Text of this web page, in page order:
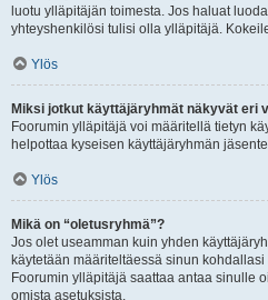
luotu ylläpitäjän toimesta. Jos haluat
yhteyshenkilösi tulisi olla ylläpitäjä.
Ylös
Miksi jotkut käyttäjäryhmät näkyvät eri
Foorumin ylläpitäjä voi määritellä tietyn
helpottaa kyseisen käyttäjäryhmän
Ylös
Mikä on “oletusryhmä”?
Jos olet useamman kuin yhden
käytetään määriteltäessä sinun
Foorumin ylläpitäjä saattaa antaa sinulle
omista asetuksista.